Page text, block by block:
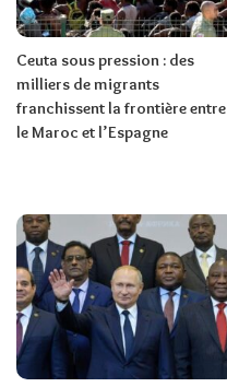
Ceuta sous pression : des
milliers de migrants
franchissent la frontière entre
le Maroc et l’Espagne